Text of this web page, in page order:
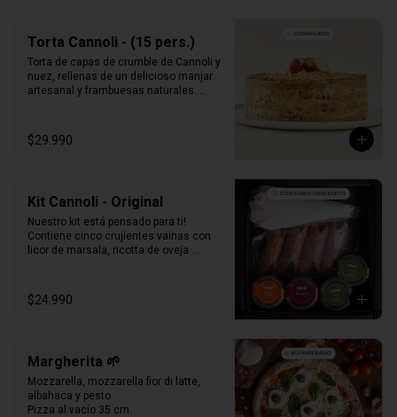
Torta Cannoli - (15 pers.)
Torta de capas de crumble de Cannoli y
nuez, rellenas de un delicioso manjar
artesanal y frambuesas naturales.
$29.990
Kit Cannoli - Original
Nuestro kit está pensado para ti!
Contiene cinco crujientes vainas con
licor de marsala, ricotta de oveja
pistacho y una exquisita crema de
pistacho.
$24.990
Margherita 🌱
Mozzarella, mozzarella fior di latte,
albahaca y pesto.
Pizza al vacío 35 cm.